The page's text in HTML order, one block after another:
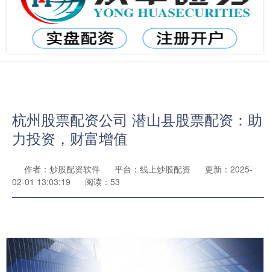
杭州股票配资公司 潜山县股票配资：助
力投资，财富增值
作者：炒股配资软件 平台：线上炒股配资
更新：2025-
02-01 13:03:19
阅读：53